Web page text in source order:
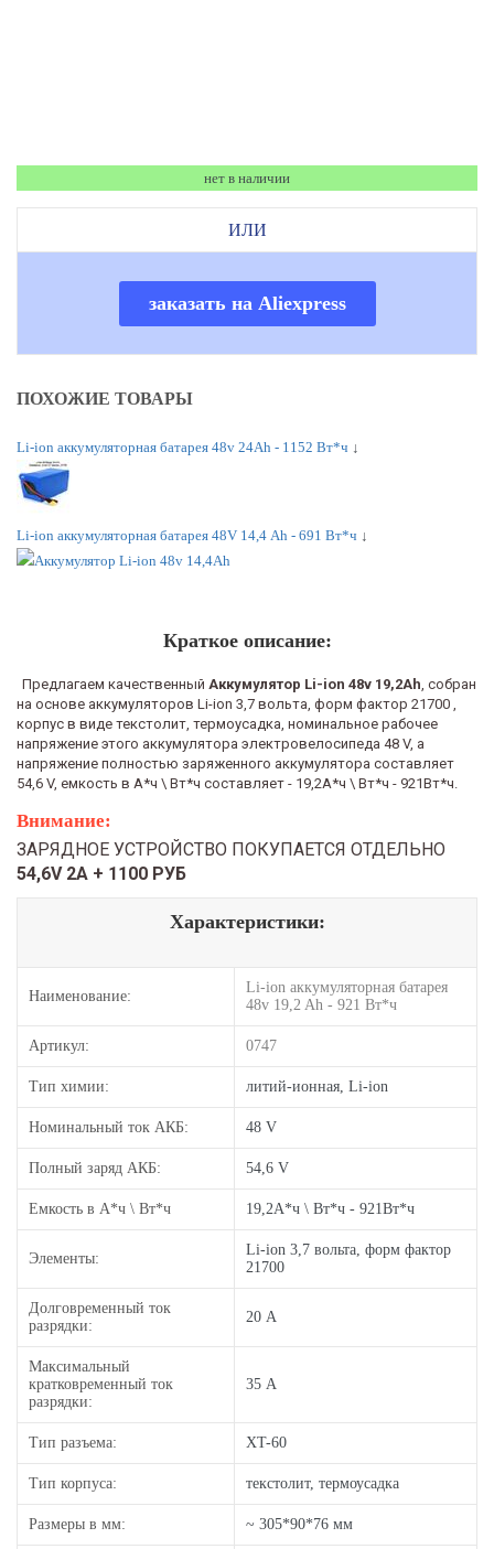
нет в наличии
ИЛИ
заказать на Aliexpress
ПОХОЖИЕ ТОВАРЫ
Li-ion аккумуляторная батарея 48v 24Ah - 1152 Вт*ч ↓
Li-ion аккумуляторная батарея 48V 14,4 Аh - 691 Вт*ч ↓
Краткое описание:
Предлагаем качественный Аккумулятор Li-ion 48v 19,2Ah , собран
на основе аккумуляторов Li-ion 3,7 вольта, форм фактор 21700
корпус в виде текстолит, термоусадка, номинальное рабочее
напряжение этого аккумулятора электровелосипеда 48 V, а
напряжение полностью заряженного аккумулятора составляет
54,6 V, емкость в А*ч \ Вт*ч составляет - 19,2А*ч \ Вт*ч - 921Вт*ч.
Внимание:
ЗАРЯДНОЕ УСТРОЙСТВО ПОКУПАЕТСЯ ОТДЕЛЬНО
54,6V 2А + 1100 РУБ
Характеристики:
Наименование:
Li-ion аккумуляторная батарея
48v 19,2 Ah - 921 Вт*ч
Артикул: 0747
Тип химии: литий-ионная, Li-ion
Номинальный ток АКБ: 48 V
Полный заряд АКБ: 54,6 V
Емкость в А*ч \ Вт*ч 19,2А*ч \ Вт*ч - 921Вт*ч
Элементы:
Li-ion 3,7 вольта, форм фактор
21700
Долговременный ток
разрядки:
20 А
Максимальный
кратковременный ток
разрядки:
35 А
Тип разъема: XT-60
Тип корпуса: текстолит, термоусадка
Размеры в мм: ~ 305*90*76 мм